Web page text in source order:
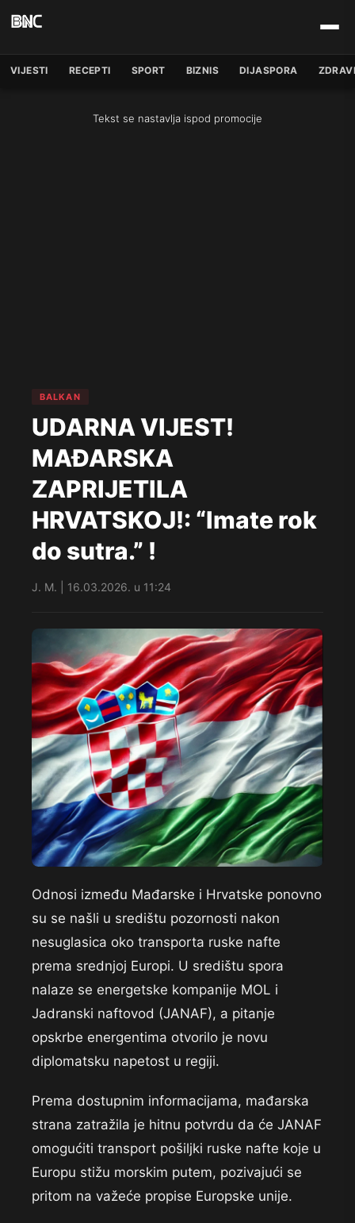
VIJESTI RECEPTI SPORT BIZNIS DIJASPORA
Tekst se nastavlja ispod promocije
BALKAN
UDARNA VIJEST!
MAÐARSKA
ZAPRIJETILA
HRVATSKOJ!: “Imate rok
do sutra.” !
J. M. | 16.03.2026. u 11:24
Odnosi između Mađarske i Hrvatske ponovno
su se našli u središtu pozornosti nakon
nesuglasica oko transporta ruske nafte
prema srednjoj Europi. U središtu spora
nalaze se energetske kompanije MOL i
Jadranski naftovod (JANAF), a pitanje
opskrbe energentima otvorilo je novu
diplomatsku napetost u regiji.
Prema dostupnim informacijama, mađarska
strana zatražila je hitnu potvrdu da će JANAF
omogućiti transport pošiljki ruske nafte koje u
Europu stižu morskim putem, pozivajući se
pritom na važeće propise Europske unije.